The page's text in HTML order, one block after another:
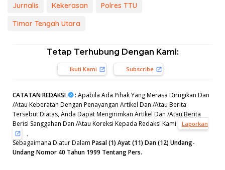
Jurnalis Kekerasan
Polres TTU
Timor Tengah Utara
Tetap Terhubung Dengan Kami:
Ikuti Kami Subscribe
CATATAN REDAKSI : Apabila Ada Pihak Yang Merasa Dirugikan Dan
/Atau Keberatan Dengan Penayangan Artikel Dan /Atau Berita
Tersebut Diatas, Anda Dapat Mengirimkan Artikel Dan /Atau Berita
Berisi Sanggahan Dan /Atau Koreksi Kepada Redaksi Kami
Laporkan
,
Sebagaimana Diatur Dalam Pasal (1) Ayat (11) Dan (12) Undang-
Undang Nomor 40 Tahun 1999 Tentang Pers.